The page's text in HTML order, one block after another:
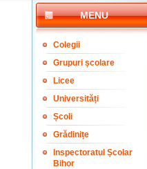
MENU
Colegii
Grupuri școlare
Licee
Universități
Școli
Grădinițe
Inspectoratul Școlar
Bihor